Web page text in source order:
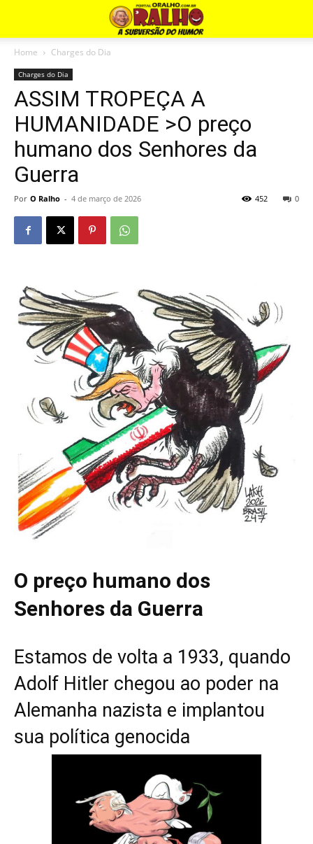
Home Charges do Dia
Charges do Dia
ASSIM TROPEÇA A
HUMANIDADE >O preço
humano dos Senhores da
Guerra
Por O Ralho - 4 de março de 2026 0
452
O preço humano dos
Senhores da Guerra
Estamos de volta a 1933, quando
Adolf Hitler chegou ao poder na
Alemanha nazista e implantou
sua política genocida